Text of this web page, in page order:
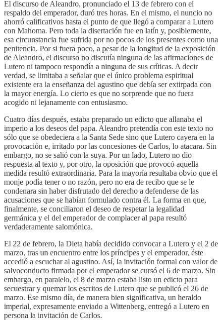
El discurso de Aleandro, pronunciado el 13 de febrero con el
respaldo del emperador, duró tres horas. En el mismo, el nuncio no
ahorró calificativos hasta el punto de que llegó a comparar a Lutero
con Mahoma. Pero toda la disertación fue en latín y, posiblemente,
esa circunstancia fue sufrida por no pocos de los presentes como una
penitencia. Por si fuera poco, a pesar de la longitud de la exposición
de Aleandro, el discurso no discutía ninguna de las afirmaciones de
Lutero ni tampoco respondía a ninguna de sus críticas. A decir
verdad, se limitaba a señalar que el único problema espiritual
existente era la enseñanza del agustino que debía ser extirpada con
la mayor energía. Lo cierto es que no sorprende que no fuera
acogido ni lejanamente con entusiasmo.
Cuatro días después, estaba preparado un edicto que allanaba el
imperio a los deseos del papa. Aleandro pretendía con este texto no
sólo que se obedeciera a la Santa Sede sino que Lutero cayera en la
provocación e, irritado por las concesiones de Carlos, lo atacara. Sin
embargo, no se salió con la suya. Por un lado, Lutero no dio
respuesta al texto y, por otro, la oposición que provocó aquella
medida resultó extraordinaria. Para la mayoría resultaba obvio que el
monje podía tener o no razón, pero no era de recibo que se le
condenara sin haber disfrutado del derecho a defenderse de las
acusaciones que se habían formulado contra él. La forma en que,
finalmente, se conciliaron el deseo de respetar la legalidad
germánica y el del emperador de complacer al papa resultó
verdaderamente salomónica.
El 22 de febrero, la Dieta había decidido convocar a Lutero y el 2 de
marzo, tras un encuentro entre los príncipes y el emperador, éste
accedió a escuchar al agustino. Así, la invitación formal con valor de
salvoconducto firmada por el emperador se cursó el 6 de marzo. Sin
embargo, en paralelo, el 8 de marzo estaba listo un edicto para
secuestrar y quemar los escritos de Lutero que se publicó el 26 de
marzo. Ese mismo día, de manera bien significativa, un heraldo
imperial, expresamente enviado a Wittenberg, entregó a Lutero en
persona la invitación de Carlos.